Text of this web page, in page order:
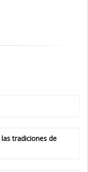
tradiciones de